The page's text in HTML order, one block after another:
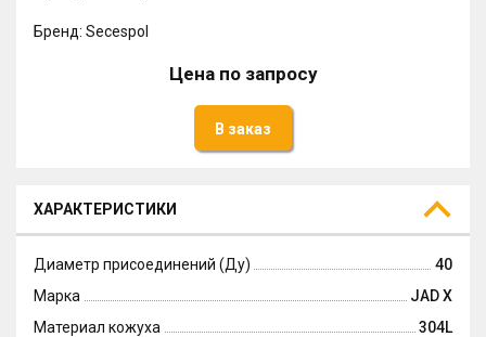
Бренд: Secespol
Цена по запросу
В заказ
ХАРАКТЕРИСТИКИ
Диаметр присоединений (Ду)
40
Марка
JAD X
Материал кожуха
304L